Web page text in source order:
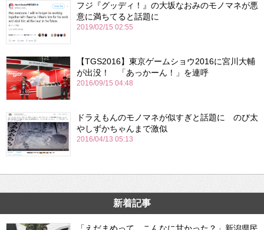
フジ『グッディ！』の大坂なおみのモノマネが悪
意に満ちてると話題に
2019/02/15 02:55
【TGS2016】東京ゲームショウ2016に宮川大輔
が出没！ 「あっかーん！」を連呼
2016/09/15 04:48
ドラえもんのモノマネが似すぎと話題に のび太
やしずかちゃんまで激似
2016/04/13 05:13
新着記事